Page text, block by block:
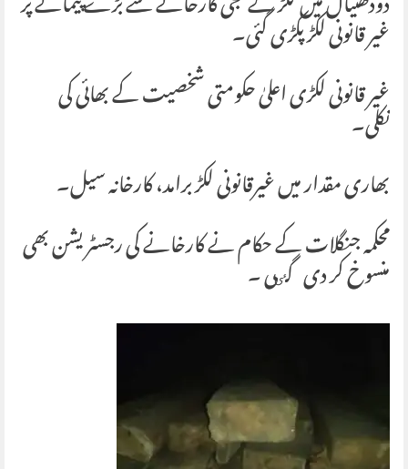
غیر قانونی لکڑ پکڑی گئی۔
غیر قانونی لکڑی اعلیٰ حکومتی شخصیت کے بھائی کی
نکلی۔
بھاری مقدار میں غیرقانونی لکڑ برامد، کارخانہ سیل۔
محکمہ جنگلات کے حکام نے کارخانے کی رجسٹریشن بھی
منسوخ کر دی گٸی ۔